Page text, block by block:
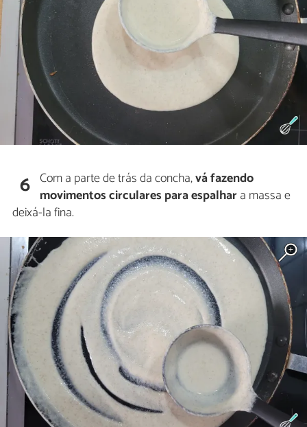
6 Com a parte de trás da concha,vá fazendo
movimentos circulares para espalhara massa e
deixá-la fina.